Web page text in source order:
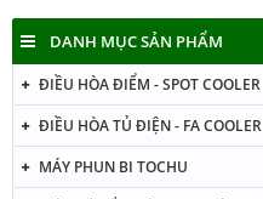
DANH MỤC SẢN PHẨM
ĐIỀU HÒA ĐIỂM - SPOT COOLER
ĐIỀU HÒA TỦ ĐIỆN - FA COOLER
MÁY PHUN BI TOCHU